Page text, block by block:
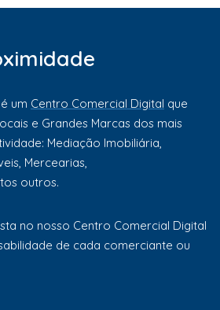
um Centro Comercial Digital que
e Grandes Marcas dos mais
Mediação Imobiliária,
Mercearias,
outros.
no nosso Centro Comercial Digital
de cada comerciante ou